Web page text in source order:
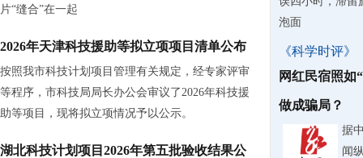
片“缝合”在一起
2026年天津科技援助等拟立项项目清单公布
按照我市科技计划项目管理有关规定，经专家评审
等程序，市科技局局长办公会审议了2026年科技援
助等项目，现将拟立项情况予以公示。
湖北科技计划项目2026年第五批验收结果公
泡面
《科学时评》
网红民宿照如
做成骗局？
据
闻